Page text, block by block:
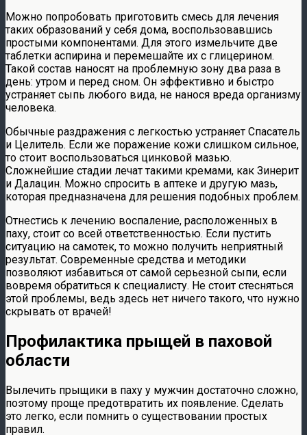
Можно попробовать приготовить смесь для лечения
таких образований у себя дома, воспользовавшись
простыми компонентами. Для этого измельчите две
таблетки аспирина и перемешайте их с глицерином.
Такой состав наносят на проблемную зону два раза в
день: утром и перед сном. Он эффективно и быстро
устраняет сыпь любого вида, не нанося вреда организму
человека.
Обычные раздражения с легкостью устраняет Спасатель
и Целитель. Если же поражение кожи слишком сильное,
то стоит воспользоваться цинковой мазью.
Сложнейшие стадии лечат такими кремами, как Зинерит
и Далацин. Можно спросить в аптеке и другую мазь,
которая предназначена для решения подобных проблем.
Отнестись к лечению воспаление, расположенных в
паху, стоит со всей ответственностью. Если пустить
ситуацию на самотек, то можно получить неприятный
результат. Современные средства и методики
позволяют избавиться от самой серьезной сыпи, если
вовремя обратиться к специалисту. Не стоит стесняться
этой проблемы, ведь здесь нет ничего такого, что нужно
скрывать от врачей!
Профилактика прыщей в паховой
области
Вылечить прыщики в паху у мужчин достаточно сложно,
поэтому проще предотвратить их появление. Сделать
это легко, если помнить о существовании простых
правил.